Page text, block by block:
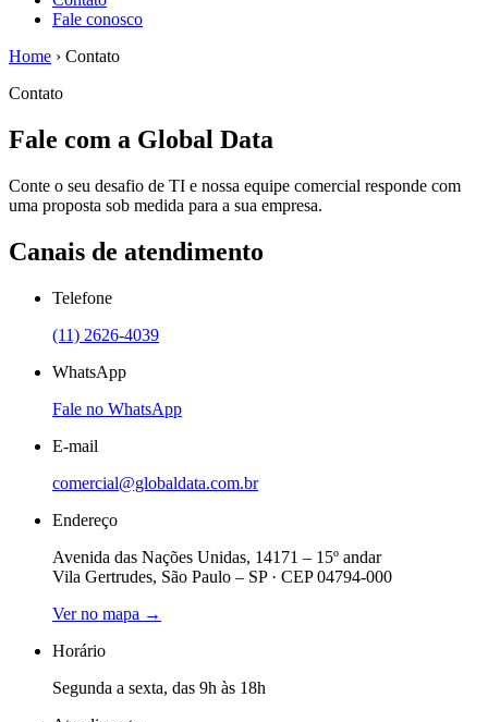
Fale conosco
Home › Contato
Contato
Fale com a Global Data
Conte o seu desafio de TI e nossa equipe comercial responde com
uma proposta sob medida para a sua empresa.
Canais de atendimento
Telefone
(11) 2626-4039
WhatsApp
Fale no WhatsApp
E-mail
comercial@globaldata.com.br
Endereço
Avenida das Nações Unidas, 14171 – 15º andar
Vila Gertrudes, São Paulo – SP · CEP 04794-000
Ver no mapa →
Horário
Segunda a sexta, das 9h às 18h